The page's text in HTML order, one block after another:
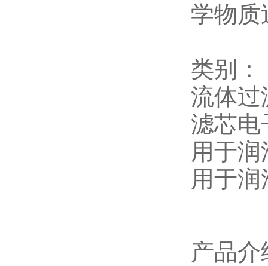
学物
类别：
流体过
滤芯电
用于
用于
产品介